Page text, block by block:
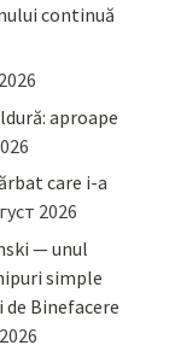
continuă
aproape
care i-a
2026
— unul
simple
Binefacere